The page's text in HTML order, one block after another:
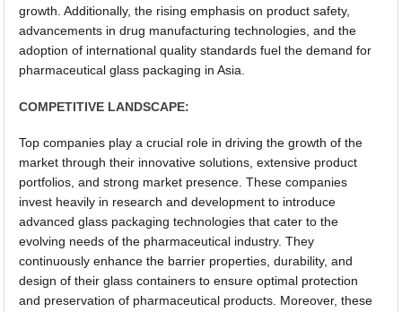
growth. Additionally, the rising emphasis on product safety,
advancements in drug manufacturing technologies, and the
adoption of international quality standards fuel the demand for
pharmaceutical glass packaging in Asia.
COMPETITIVE LANDSCAPE:
Top companies play a crucial role in driving the growth of the
market through their innovative solutions, extensive product
portfolios, and strong market presence. These companies
invest heavily in research and development to introduce
advanced glass packaging technologies that cater to the
evolving needs of the pharmaceutical industry. They
continuously enhance the barrier properties, durability, and
design of their glass containers to ensure optimal protection
and preservation of pharmaceutical products. Moreover, these